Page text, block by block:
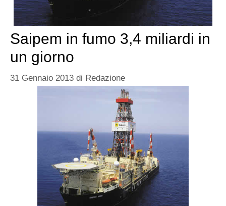
Saipem in fumo 3,4 miliardi in
un giorno
31 Gennaio 2013 di Redazione